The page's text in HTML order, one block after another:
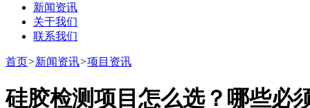
新闻资讯
关于我们
联系我们
首页>新闻资讯>项目资讯
硅胶检测项目怎么选？哪些必